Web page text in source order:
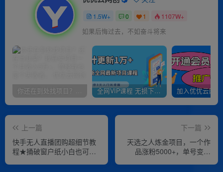
1.5W+ 0 1 1107W+
如果后悔过去，不如奋斗将来
你还在到处找项目？还在当韭菜？我靠卖项目一个月收入5万+，曾经我也是个失败者。 全网VIP课程 无损下载~
上一篇
快手无人直播团购超细节教
程★捅破窗户纸小白也可月
下一篇
天选之人炼金项目，一个作
品涨粉5000+，单号变现